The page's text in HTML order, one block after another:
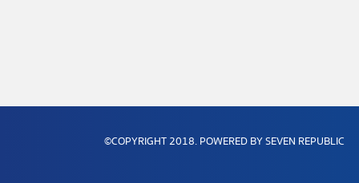
©COPYRIGHT 2018. POWERED BY SEVEN REPUBLIC